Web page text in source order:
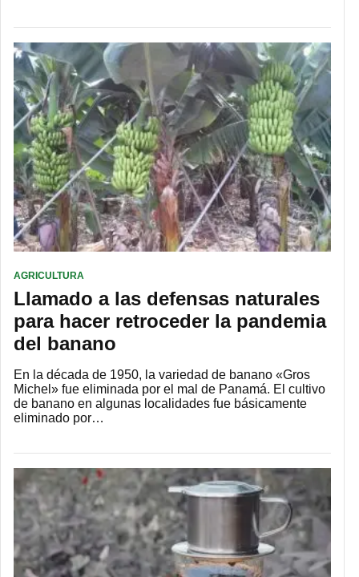
AGRICULTURA
Llamado a las defensas naturales
para hacer retroceder la pandemia
del banano
En la década de 1950, la variedad de banano «Gros
Michel» fue eliminada por el mal de Panamá. El cultivo
de banano en algunas localidades fue básicamente
eliminado por…